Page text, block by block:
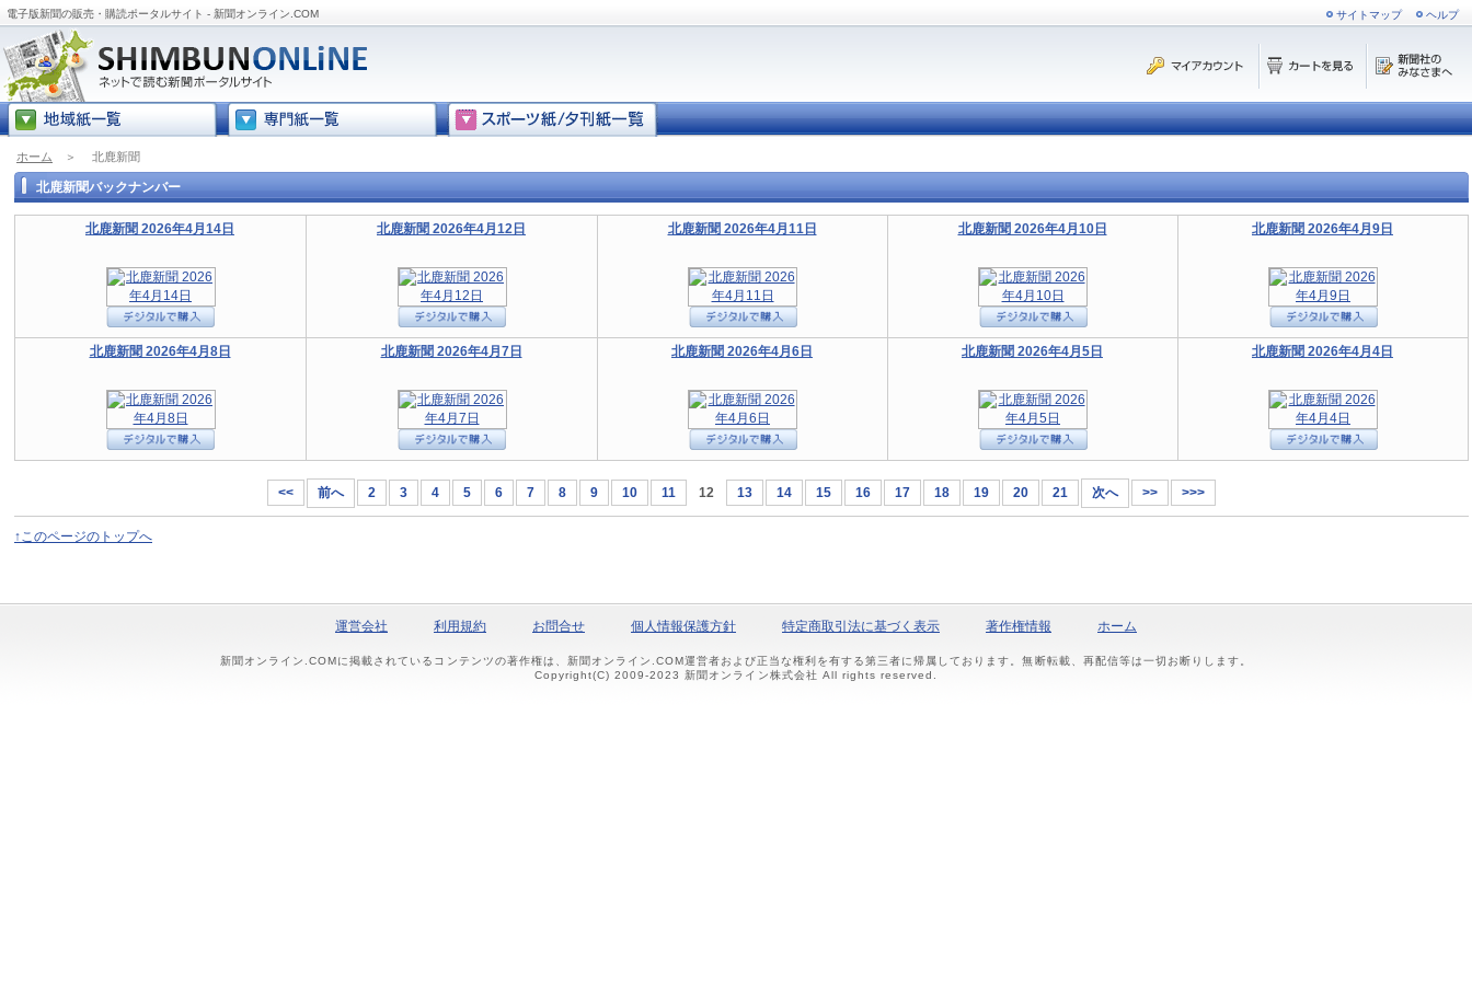
電子版新聞の販売・購読ポータルサイト - 新聞オンライン.COM サイトマップ ヘルプ
ホーム ＞ 北鹿新聞
北鹿新聞バックナンバー
北鹿新聞 2026年4月14日 北鹿新聞 2026年4月12日 北鹿新聞 2026年4月11日 北鹿新聞 2026年4月10日 北鹿新聞 2026年4月9日
北鹿新聞 2026年4月8日 北鹿新聞 2026年4月7日 北鹿新聞 2026年4月6日 北鹿新聞 2026年4月5日 北鹿新聞 2026年4月4日
<< 前へ 2 3 4 5 6 7 8 9 10 11 12 13 14 15 16 17 18 19 20 21 次へ >> >>>
↑このページのトップへ
運営会社 利用規約 お問合せ 個人情報保護方針 特定商取引法に基づく表示 著作権情報 ホーム
新聞オンライン.COMに掲載されているコンテンツの著作権は、新聞オンライン.COM運営者および正当な権利を有する第三者に帰属しております。無断転載、再配信等は一切お断りします。
Copyright(C) 2009-2023 新聞オンライン株式会社 All rights reserved.